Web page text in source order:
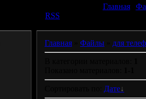
Главная|
RSS
Главная Файлы для
Дате